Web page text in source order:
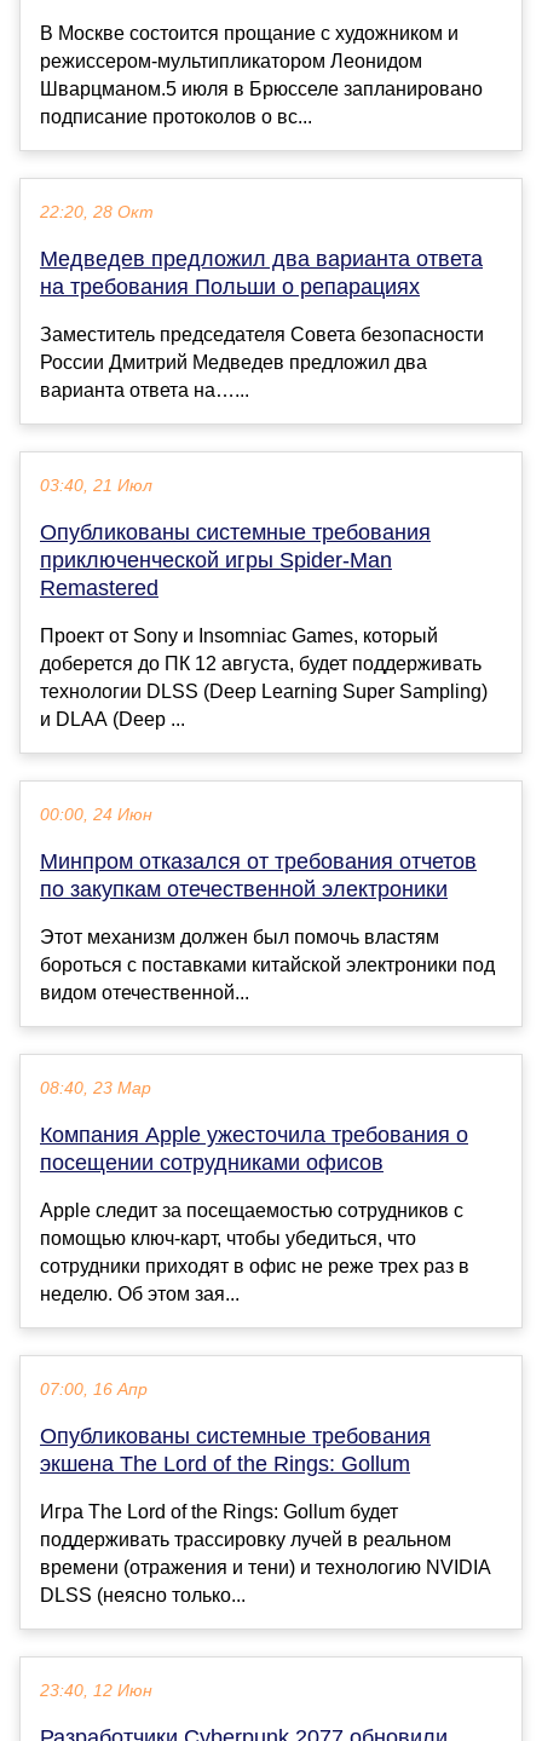
В Москве состоится прощание с художником и
режиссером-мультипликатором Леонидом
Шварцманом.5 июля в Брюсселе запланировано
подписание протоколов о вс...
22:20, 28 Окт
Медведев предложил два варианта ответа
на требования Польши о репарациях
Заместитель председателя Совета безопасности
России Дмитрий Медведев предложил два
варианта ответа на…...
03:40, 21 Июл
Опубликованы системные требования
приключенческой игры Spider-Man
Remastered
Проект от Sony и Insomniac Games, который
доберется до ПК 12 августа, будет поддерживать
технологии DLSS (Deep Learning Super Sampling)
и DLAA (Deep ...
00:00, 24 Июн
Минпром отказался от требования отчетов
по закупкам отечественной электроники
Этот механизм должен был помочь властям
бороться с поставками китайской электроники под
видом отечественной...
08:40, 23 Мар
Компания Apple ужесточила требования о
посещении сотрудниками офисов
Apple следит за посещаемостью сотрудников с
помощью ключ-карт, чтобы убедиться, что
сотрудники приходят в офис не реже трех раз в
неделю. Об этом зая...
07:00, 16 Апр
Опубликованы системные требования
экшена The Lord of the Rings: Gollum
Игра The Lord of the Rings: Gollum будет
поддерживать трассировку лучей в реальном
времени (отражения и тени) и технологию NVIDIA
DLSS (неясно только...
23:40, 12 Июн